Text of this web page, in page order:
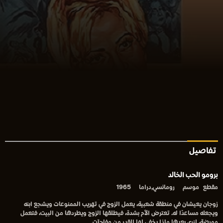
تفاصيل
برومو الحب الخالد
مقطع موسم رومانسي,دراما 1965
زوجان يعيشان في منطقة شعبية، يعمل الزوج في تهريب الممنوعات ويشجع ابنه
ويجعله مساعدًا له. تعترض الأم بشدة، فيطلقها الزوج ويطردها من البيت، فتعمل